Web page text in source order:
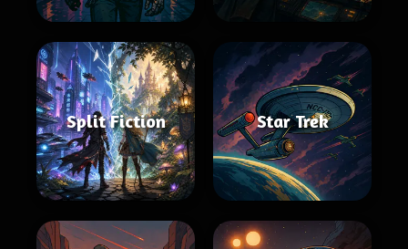
Split Fiction Star Trek